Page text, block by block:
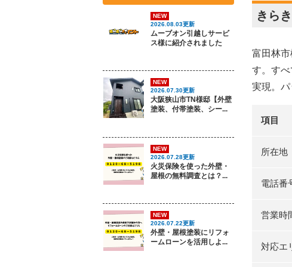
きら
富田林
す。す
実現。パ
項目
所在地
電話番
営業時
対応エ
NEW
2026.08.03更新
ムーブオン引越しサービ
ス様に紹介されました
NEW
2026.07.30更新
大阪狭山市TN様邸【外壁
塗装、付帯塗装、シー...
NEW
2026.07.28更新
火災保険を使った外壁・
屋根の無料調査とは？...
NEW
2026.07.22更新
外壁・屋根塗装にリフォ
ームローンを活用しよ...